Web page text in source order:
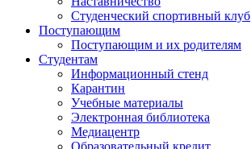
Студенческий спортивный клуб
Поступающим
Поступающим и их родителям
Студентам
Информационный стенд
Карантин
Учебные материалы
Электронная библиотека
Медиацентр